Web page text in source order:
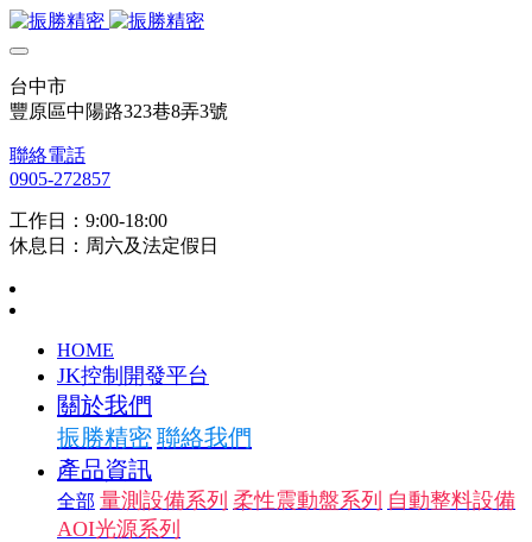
台中市
豐原區中陽路323巷8弄3號
聯絡電話
0905-272857
工作日：9:00-18:00
休息日：周六及法定假日
HOME
JK控制開發平台
關於我們
振勝精密聯絡我們
產品資訊
全部 量測設備系列 柔性震動盤系列 自動整料設備
AOI光源系列